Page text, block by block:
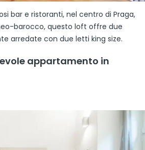
bar e ristoranti, nel centro di Praga,
barocco, questo loft offre due
arredate con due letti king size.
appartamento in